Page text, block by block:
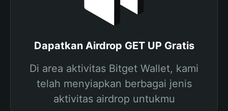
Dapatkan Airdrop GET UP Gratis
Di area aktivitas Bitget Wallet, kami
telah menyiapkan berbagai jenis
aktivitas airdrop untukmu